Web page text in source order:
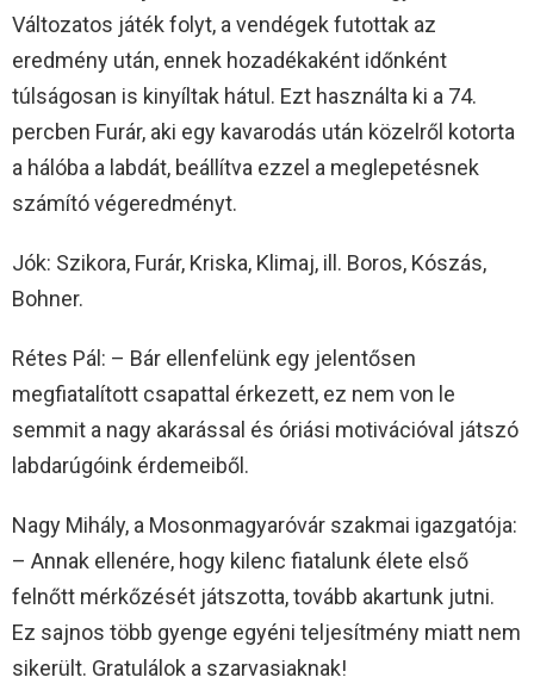
Változatos játék folyt, a vendégek futottak az
eredmény után, ennek hozadékaként időnként
túlságosan is kinyíltak hátul. Ezt használta ki a 74.
percben Furár, aki egy kavarodás után közelről kotorta
a hálóba a labdát, beállítva ezzel a meglepetésnek
számító végeredményt.
Jók: Szikora, Furár, Kriska, Klimaj, ill. Boros, Kószás,
Bohner.
Rétes Pál: – Bár ellenfelünk egy jelentősen
megfiatalított csapattal érkezett, ez nem von le
semmit a nagy akarással és óriási motivációval játszó
labdarúgóink érdemeiből.
Nagy Mihály, a Mosonmagyaróvár szakmai igazgatója:
– Annak ellenére, hogy kilenc fiatalunk élete első
felnőtt mérkőzését játszotta, tovább akartunk jutni.
Ez sajnos több gyenge egyéni teljesítmény miatt nem
sikerült. Gratulálok a szarvasiaknak!